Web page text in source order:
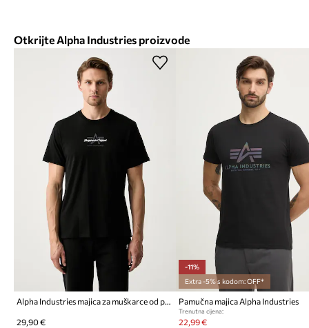
Otkrijte Alpha Industries proizvode
Alpha Industries majica za muškarce od pamuka Foam Middle
29,90 €
-11%
Extra -5% s kodom: OFF*
Pamučna majica Alpha Industries
Trenutna cijena:
22,99 €